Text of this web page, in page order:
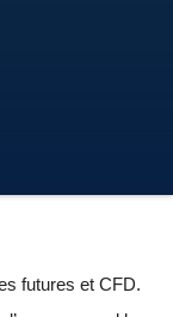
futures et CFD.